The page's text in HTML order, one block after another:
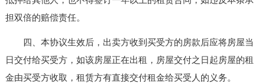
担双倍的赔偿责任。
四、本协议生效后，出卖方收到买受方的房款后应将房屋当
日交付给买受方，如该房屋正在出租，房屋交付之日起房屋的租
金由买受方收取，租赁方有直接交付租金给买受人的义务。